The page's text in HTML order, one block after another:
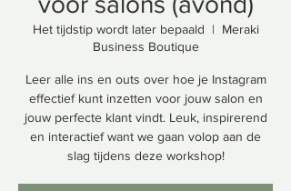
Het tijdstip wordt later bepaald
  |
Meraki
Business Boutique
Leer alle ins en outs over hoe je Instagram
effectief kunt inzetten voor jouw salon en
jouw perfecte klant vindt. Leuk, inspirerend
en interactief want we gaan volop aan de
slag tijdens deze workshop!